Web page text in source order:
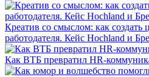
Креатив со смыслом: как создать
работодателя. Кейс Hochland и
Как ВТБ превратил HR-